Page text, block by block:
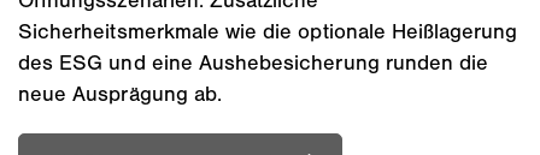
Sicherheitsmerkmale wie die optionale Heißlagerung
des ESG und eine Aushebesicherung runden die
neue Ausprägung ab.